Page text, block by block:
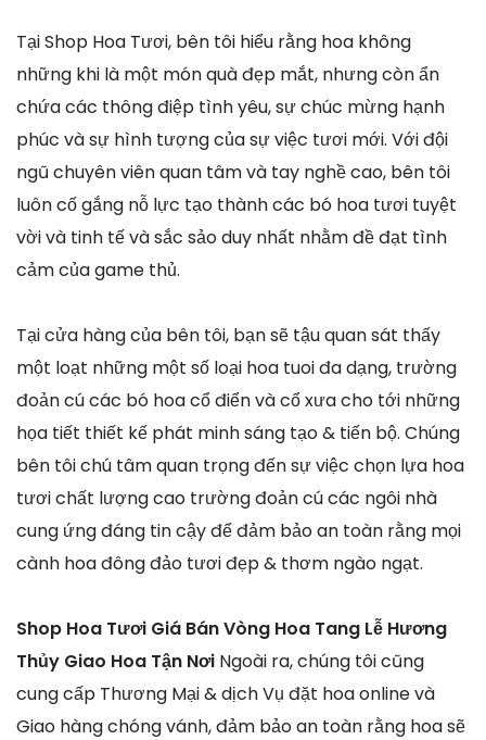
Tại Shop Hoa Tươi, bên tôi hiểu rằng hoa không
những khi là một món quà đẹp mắt, nhưng còn ẩn
chứa các thông điệp tình yêu, sự chúc mừng hạnh
phúc và sự hình tượng của sự việc tươi mới. Với đội
ngũ chuyên viên quan tâm và tay nghề cao, bên tôi
luôn cố gắng nỗ lực tạo thành các bó hoa tươi tuyệt
vời và tinh tế và sắc sảo duy nhất nhằm đề đạt tình
cảm của game thủ.
Tại cửa hàng của bên tôi, bạn sẽ tậu quan sát thấy
một loạt những một số loại hoa tuoi đa dạng, trường
đoản cú các bó hoa cổ điển và cổ xưa cho tới những
họa tiết thiết kế phát minh sáng tạo & tiến bộ. Chúng
bên tôi chú tâm quan trọng đến sự việc chọn lựa hoa
tươi chất lượng cao trường đoản cú các ngôi nhà
cung ứng đáng tin cậy để đảm bảo an toàn rằng mọi
cành hoa đông đảo tươi đẹp & thơm ngào ngạt.
Shop Hoa Tươi Giá Bán Vòng Hoa Tang Lễ Hương
Thủy Giao Hoa Tận Nơi Ngoài ra, chúng tôi cũng
cung cấp Thương Mại & dịch Vụ đặt hoa online và
Giao hàng chóng vánh, đảm bảo an toàn rằng hoa sẽ